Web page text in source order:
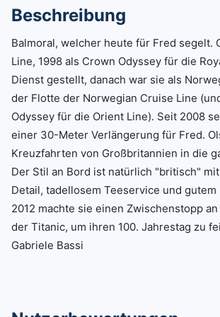
Beschreibung
Balmoral, welcher heute für Fred segelt.
Line, 1998 als Crown Odyssey für die
Dienst gestellt, danach war sie als
der Flotte der Norwegian Cruise Line
Odyssey für die Orient Line). Seit 2008
einer 30-Meter Verlängerung für Fred.
Kreuzfahrten von Großbritannien in die
Der Stil an Bord ist natürlich "britisch"
Detail, tadellosem Teeservice und gutem
2012 machte sie einen Zwischenstopp
der Titanic, um ihren 100. Jahrestag zu
Gabriele Bassi